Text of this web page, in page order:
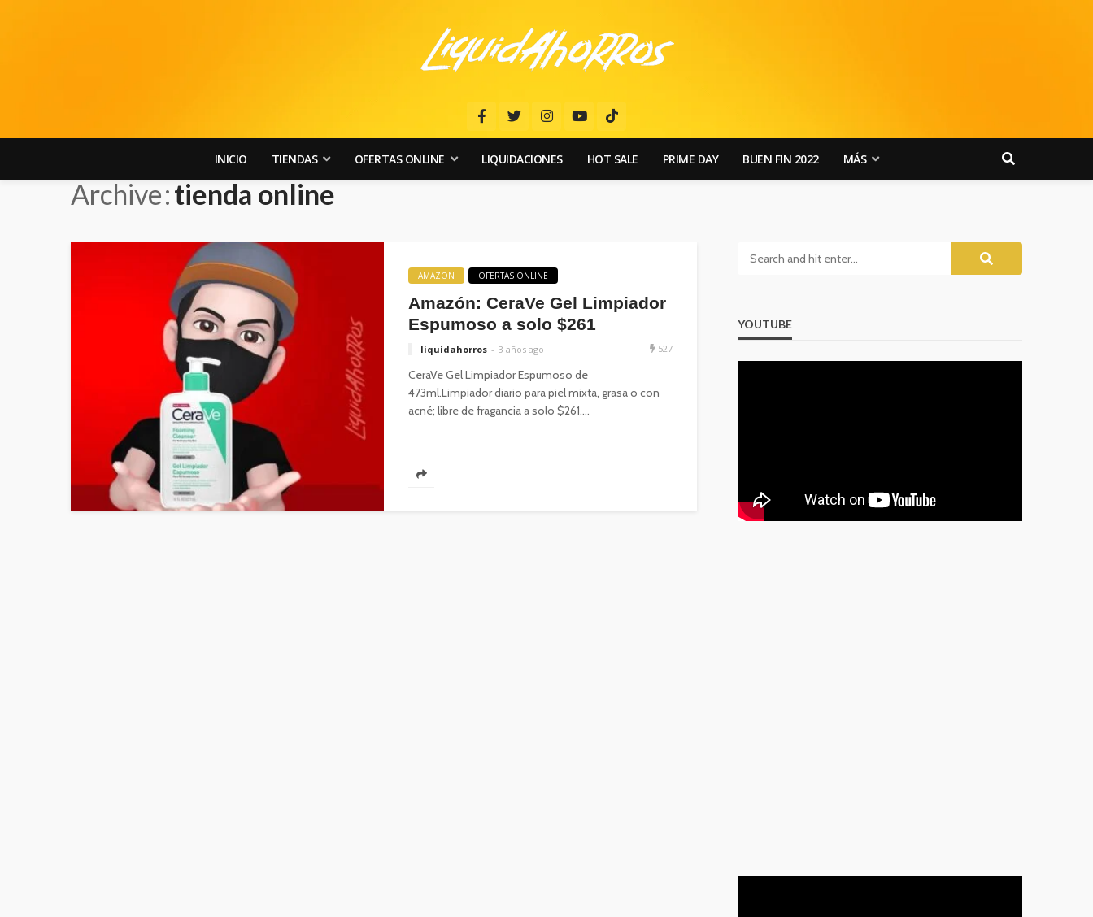
INICIO TIENDAS OFERTAS ONLINE LIQUIDACIONES HOT SALE PRIME DAY BUEN FIN 2022 MÁS
Archive tienda online
AMAZON OFERTAS ONLINE
Amazón: CeraVe Gel Limpiador
Espumoso a solo $261
liquidahorros 3 años ago 527
CeraVe Gel Limpiador Espumoso de
473ml.Limpiador diario para piel mixta, grasa o con
acné; libre de fragancia a solo $261....
YOUTUBE